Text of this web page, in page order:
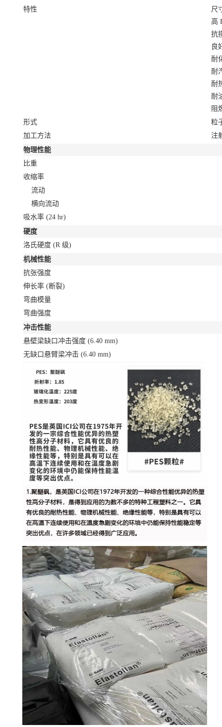
特性
尺
高
抗
良
耐
耐
耐
耐
阻
形式
粒
加工方法
注
物理性能
比重
收缩率
流动
横向流动
吸水率 (24 hr)
硬度
洛氏硬度 (R 级)
机械性能
抗张强度
伸长率 (断裂)
弯曲模量
弯曲强度
冲击性能
悬壁梁缺口冲击强度 (6.40 mm)
无缺口悬臂梁冲击 (6.40 mm)